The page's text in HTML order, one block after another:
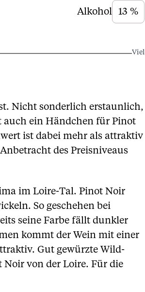
Alkohol
13 %
Viel
Nicht sonderlich erstaunlich,
auch ein Händchen für Pinot
ist dabei mehr als attraktiv
des Preisniveaus
im Loire-Tal. Pinot Noir
So geschehen bei
seine Farbe fällt dunkler
kommt der Wein mit einer
Gut gewürzte Wild-
von der Loire. Für die